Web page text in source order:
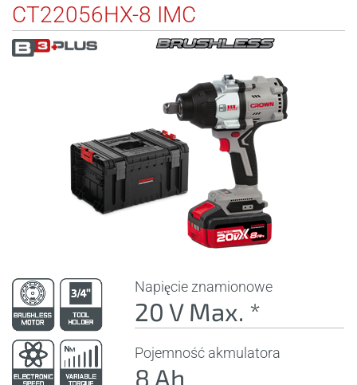
CT22056HX-8 IMC
Napięcie znamionowe
20 V Max. *
Pojemność akmulatora
8 Ah